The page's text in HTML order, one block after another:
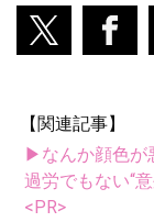
【関連記事】
▶なんか顔色が
過労でもない“
<PR>